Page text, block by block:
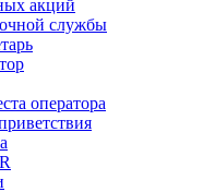
акций
службы
оператора